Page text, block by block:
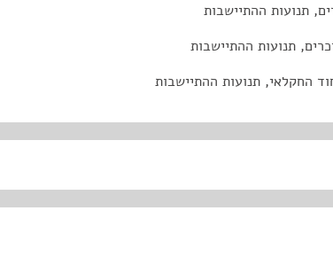
תנועות ההתיישבות
תנועות ההתיישבות
החקלאי, תנועות ההתיישבות